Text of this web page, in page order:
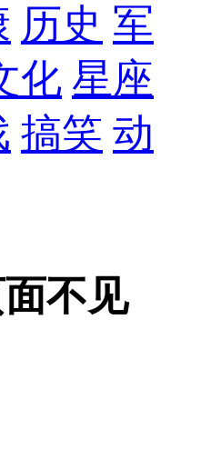
历史 军
化 星座
搞笑 动
不见